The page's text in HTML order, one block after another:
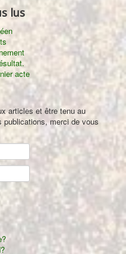
lus
acte
articles et être tenu au
publications, merci de vous